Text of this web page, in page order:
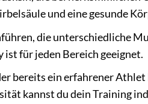
und eine gesunde
die unterschiedliche
für jeden Bereich geeignet.
bereits ein erfahrener
kannst du dein Training